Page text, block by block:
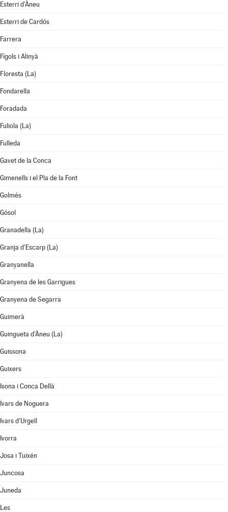
Esterri d'Àneu
Esterri de Cardós
Farrera
Fígols i Alinyà
Floresta (La)
Fondarella
Foradada
Fuliola (La)
Fulleda
Gavet de la Conca
Gimenells i el Pla de la Font
Golmés
Gósol
Granadella (La)
Granja d'Escarp (La)
Granyanella
Granyena de les Garrigues
Granyena de Segarra
Guimerà
Guingueta d'Àneu (La)
Guissona
Guixers
Isona i Conca Dellà
Ivars de Noguera
Ivars d'Urgell
Ivorra
Josa i Tuixén
Juncosa
Juneda
Les